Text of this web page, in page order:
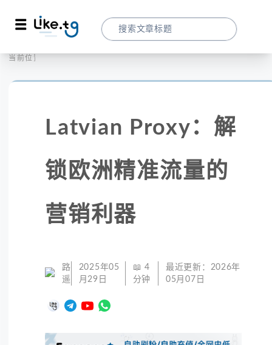
当前位置：
Latvian Proxy：解
锁欧洲精准流量的
营销利器
路
遥
2025年05
月29日
📖 4
分钟
最近更新： 2026年
05月07日